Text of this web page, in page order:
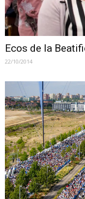
Ecos de la
22/10/2014